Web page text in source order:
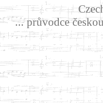
... průvodce